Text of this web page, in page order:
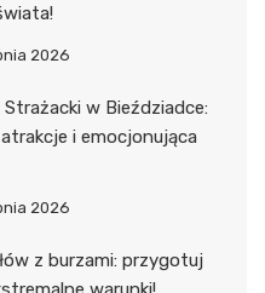
2026
w Bieździadce:
i emocjonująca
2026
z burzami: przygotuj